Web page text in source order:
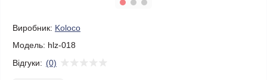
Виробник: Koloco
Модель: hlz-018
Відгуки: (0)